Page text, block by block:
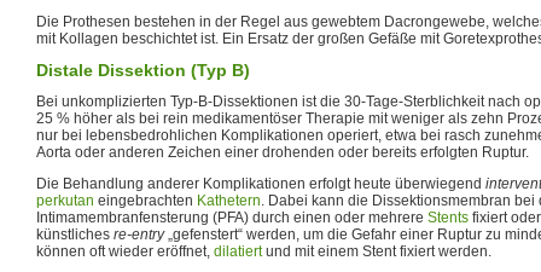
Die Prothesen bestehen in der Regel aus gewebtem Dacrongewebe,
mit Kollagen beschichtet ist. Ein Ersatz der großen Gefäße mit
Distale Dissektion (Typ B)
Bei unkomplizierten Typ-B-Dissektionen ist die 30-Tage-Sterblichkeit nach
25 % höher als bei rein medikamentöser Therapie mit weniger als zehn
nur bei lebensbedrohlichen Komplikationen operiert, etwa bei rasch
Aorta oder anderen Zeichen einer drohenden oder bereits erfolgten Ruptur.
Die Behandlung anderer Komplikationen erfolgt heute überwiegend
perkutan eingebrachten Kathetern. Dabei kann die Dissektionsmembran bei
Intimamembranfensterung (PFA) durch einen oder mehrere Stents fixiert
künstliches re-entry„gefenstert“ werden, um die Gefahr einer Ruptur zu
können oft wieder eröffnet, dilatiertund mit einem Stent fixiert werden.